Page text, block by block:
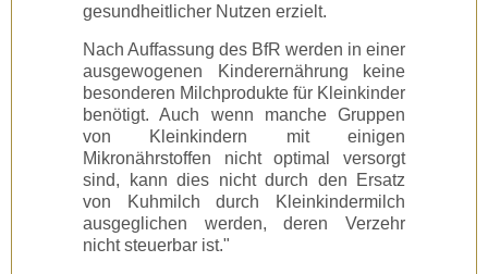
gesundheitlicher Nutzen erzielt.
Nach Auffassung des BfR werden in einer
ausgewogenen Kinderernährung keine
besonderen Milchprodukte für Kleinkinder
benötigt. Auch wenn manche Gruppen
von Kleinkindern mit einigen
Mikronährstoffen nicht optimal versorgt
sind, kann dies nicht durch den Ersatz
von Kuhmilch durch Kleinkindermilch
ausgeglichen werden, deren Verzehr
nicht steuerbar ist."